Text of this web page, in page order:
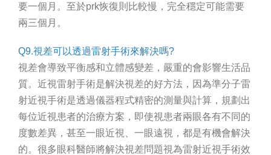
要一個月。至於prk恢復則比較慢，完全穩定可能需要
兩三個月。
Q9.視差可以透過雷射手術來解決嗎?
視差會導致平衡感和立體感變差，嚴重的會影響生活品
質。近視雷射手術是解決視差的好方法，因為準分子雷
射近視手術是透過儀器程式精密的測量與計算，規劃出
每位近視患者的治療方案，即使視患者兩眼各有不同的
度數差異，甚至一眼近視、一眼遠視，都是有機會解決
的。很多眼科醫師將解決視差問題視為雷射近視手術效